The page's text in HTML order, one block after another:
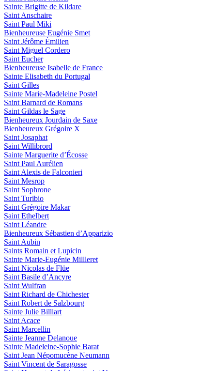
Sainte Brigitte de Kildare
Saint Anschaire
Saint Paul Miki
Bienheureuse Eugénie Smet
Saint Jérôme Émilien
Saint Miguel Cordero
Saint Eucher
Bienheureuse Isabelle de France
Sainte Elisabeth du Portugal
Saint Gilles
Sainte Marie-Madeleine Postel
Saint Barnard de Romans
Saint Gildas le Sage
Bienheureux Jourdain de Saxe
Bienheureux Grégoire X
Saint Josaphat
Saint Willibrord
Sainte Marguerite d’Écosse
Saint Paul Aurélien
Saint Alexis de Falconieri
Saint Mesrop
Saint Sophrone
Saint Turibio
Saint Grégoire Makar
Saint Ethelbert
Saint Léandre
Bienheureux Sébastien d’Apparizio
Saint Aubin
Saints Romain et Lupicin
Sainte Marie-Eugénie Millleret
Saint Nicolas de Flüe
Saint Basile d’Ancyre
Saint Wulfran
Saint Richard de Chichester
Saint Robert de Salzbourg
Sainte Julie Billiart
Saint Acace
Saint Marcellin
Sainte Jeanne Delanoue
Sainte Madeleine-Sophie Barat
Saint Jean Népomucène Neumann
Saint Vincent de Saragosse